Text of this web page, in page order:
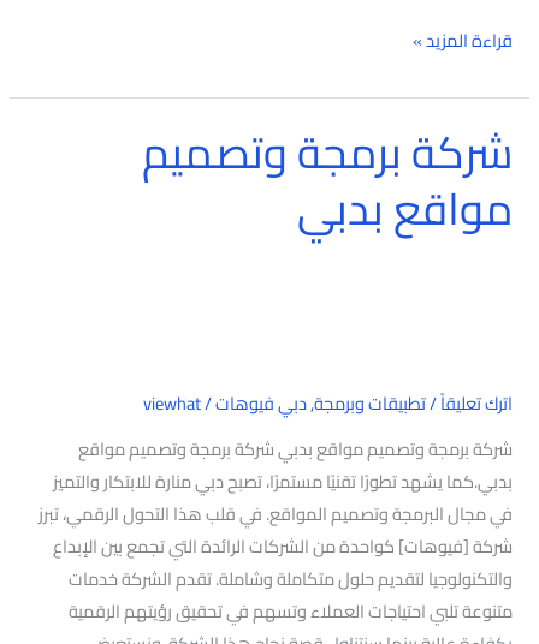
قراءة المزيد »
شركة برمجة وتصميم
مواقع بدبي
اترك تعليقاً/تطبيقات وبرمجة,دبي فيوهات/
viewhat
شركة برمجة وتصميم مواقع بدبي شركة برمجة وتصميم مواقع
بدبي.كما يشهد تطورًا تقنيًا مستمرًا، تصبح دبي منارة للابتكار والتميز
في مجال البرمجة وتصميم المواقع. في قلب هذا التحول الرقمي، تبرز
شركة [فيوهات] كواحدة من الشركات الرائدة التي تجمع بين الإبداع
والتكنولوجيا لتقديم حلول متكاملة وشاملة. تقدم الشركة خدمات
متنوعة تلبي احتياجات العملاء وتسهم في تحقيق رؤيتهم الرقمية
شركة
برمجة
وتصميم
مواقع